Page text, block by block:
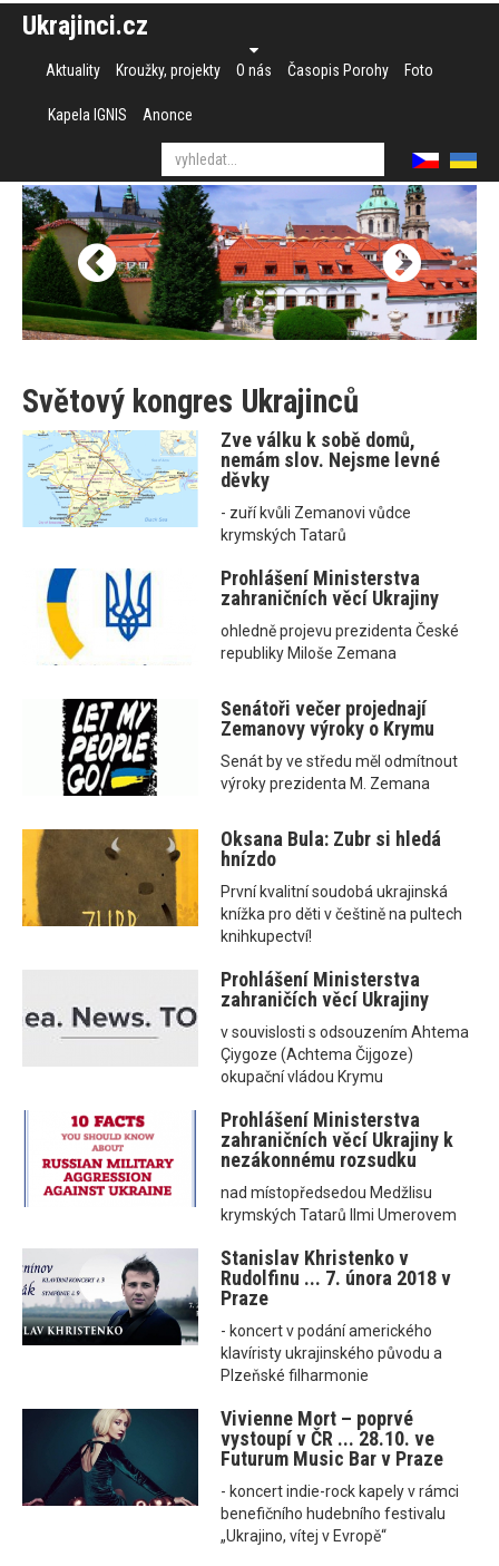
Ukrajinci.cz
Aktuality Kroužky, projekty O nás Časopis Porohy Foto
Kapela IGNIS Anonce
Světový kongres Ukrajinců
Zve válku k sobě domů,
nemám slov. Nejsme levné
děvky
- zuří kvůli Zemanovi vůdce
krymských Tatarů
Prohlášení Ministerstva
zahraničních věcí Ukrajiny
ohledně projevu prezidenta České
republiky Miloše Zemana
Senátoři večer projednají
Zemanovy výroky o Krymu
Senát by ve středu měl odmítnout
výroky prezidenta M. Zemana
Oksana Bula: Zubr si hledá
hnízdo
První kvalitní soudobá ukrajinská
knížka pro děti v češtině na pultech
knihkupectví!
Prohlášení Ministerstva
zahraničích věcí Ukrajiny
v souvislosti s odsouzením Ahtema
Çiygoze (Achtema Čijgoze)
okupační vládou Krymu
Prohlášení Ministerstva
zahraničních věcí Ukrajiny k
nezákonnému rozsudku
nad místopředsedou Medžlisu
krymských Tatarů Ilmi Umerovem
Stanislav Khristenko v
Rudolfinu ... 7. února 2018 v
Praze
- koncert v podání amerického
klavíristy ukrajinského původu a
Plzeňské filharmonie
Vivienne Mort – poprvé
vystoupí v ČR ... 28.10. ve
Futurum Music Bar v Praze
- koncert indie-rock kapely v rámci
benefičního hudebního festivalu
„Ukrajino, vítej v Evropě“